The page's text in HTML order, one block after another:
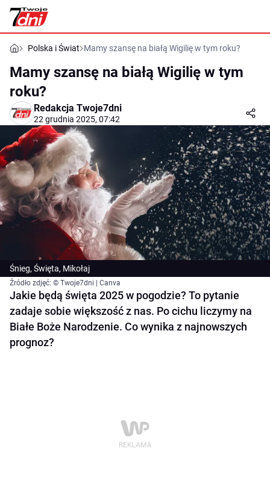
Polska i Świat Mamy szansę na białą Wigilię w tym roku?
Mamy szansę na białą Wigilię w tym
roku?
Redakcja Twoje7dni
22 grudnia 2025, 07:42
Śnieg, Święta, Mikołaj
Źródło zdjęć: © Twoje7dni | Canva
Jakie będą święta 2025 w pogodzie? To pytanie
zadaje sobie większość z nas. Po cichu liczymy na
Białe Boże Narodzenie. Co wynika z najnowszych
prognoz?